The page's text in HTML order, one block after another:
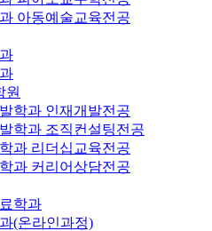
아동예술교육전공
원
학과 인재개발전공
학과 조직컨설팅전공
과 리더십교육전공
과 커리어상담전공
학과
(온라인과정)